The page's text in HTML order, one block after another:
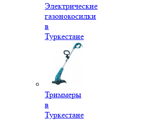
Электрические
газонокосилки
в
Туркестане
Триммеры
в
Туркестане